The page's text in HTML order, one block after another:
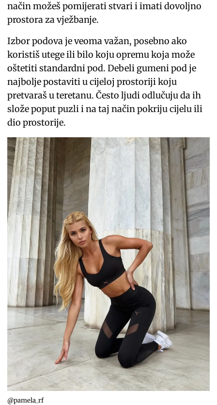
način možeš pomijerati stvari i imati dovoljno
prostora za vježbanje.
Izbor podova je veoma važan, posebno ako
koristiš utege ili bilo koju opremu koja može
oštetiti standardni pod. Debeli gumeni pod je
najbolje postaviti u cijeloj prostoriji koju
pretvaraš u teretanu. Često ljudi odlučuju da ih
slože poput puzli i na taj način pokriju cijelu ili
dio prostorije.
@pamela_rf